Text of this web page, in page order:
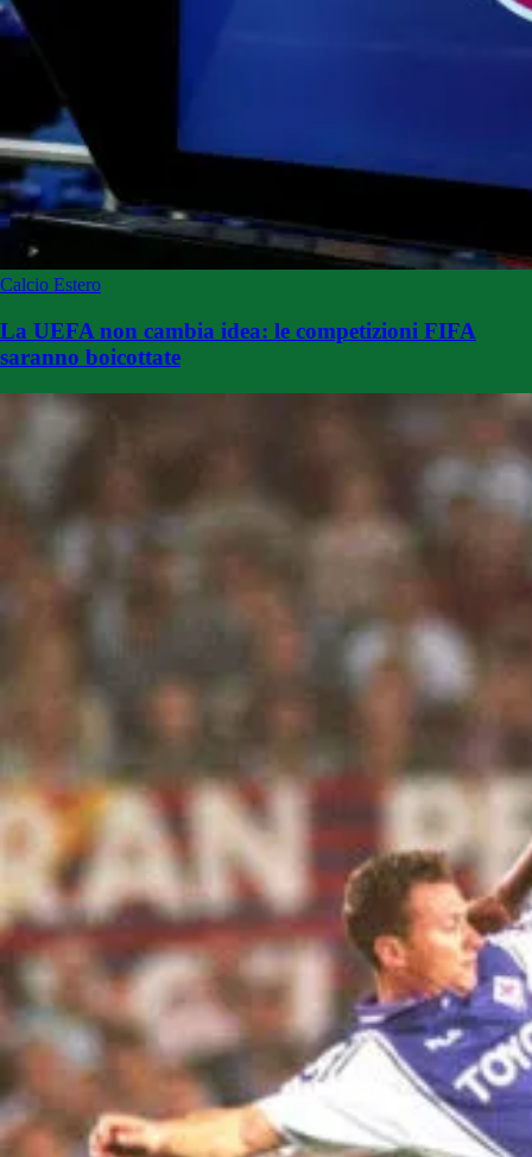
Calcio Estero
La UEFA non cambia idea: le competizioni FIFA
saranno boicottate